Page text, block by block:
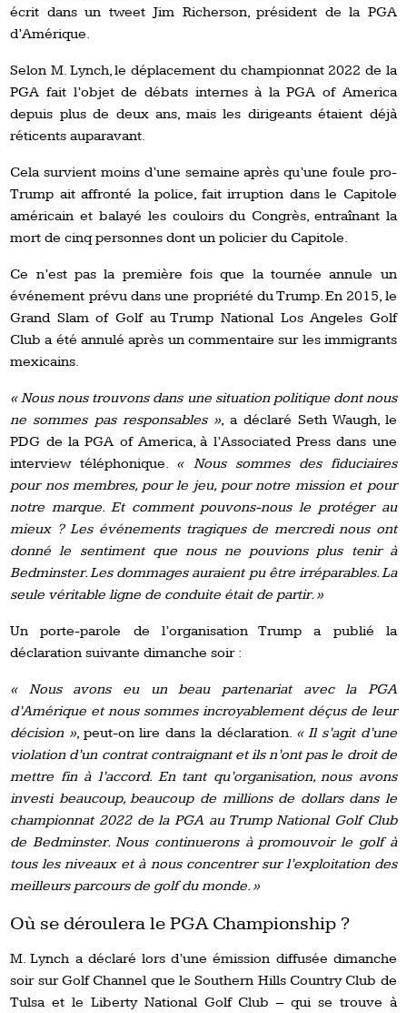
écrit dans un tweet Jim Richerson, président de la PGA
d’Amérique.
Selon M. Lynch, le déplacement du championnat 2022 de la
PGA fait l’objet de débats internes à la PGA of America
depuis plus de deux ans, mais les dirigeants étaient déjà
réticents auparavant.
Cela survient moins d’une semaine après qu’une foule pro-
Trump ait affronté la police, fait irruption dans le Capitole
américain et balayé les couloirs du Congrès, entraînant la
mort de cinq personnes dont un policier du Capitole.
Ce n’est pas la première fois que la tournée annule un
événement prévu dans une propriété du Trump. En 2015, le
Grand Slam of Golf au Trump National Los Angeles Golf
Club a été annulé après un commentaire sur les immigrants
mexicains.
« Nous nous trouvons dans une situation politique dont nous
ne sommes pas responsables », a déclaré Seth Waugh, le
PDG de la PGA of America, à l’Associated Press dans une
interview téléphonique. « Nous sommes des fiduciaires
pour nos membres, pour le jeu, pour notre mission et pour
notre marque. Et comment pouvons-nous le protéger au
mieux ? Les événements tragiques de mercredi nous ont
donné le sentiment que nous ne pouvions plus tenir à
Bedminster. Les dommages auraient pu être irréparables. La
seule véritable ligne de conduite était de partir. »
Un porte-parole de l’organisation Trump a publié la
déclaration suivante dimanche soir :
« Nous avons eu un beau partenariat avec la PGA
d’Amérique et nous sommes incroyablement déçus de leur
décision », peut-on lire dans la déclaration. « Il s’agit d’une
violation d’un contrat contraignant et ils n’ont pas le droit de
mettre fin à l’accord. En tant qu’organisation, nous avons
investi beaucoup, beaucoup de millions de dollars dans le
championnat 2022 de la PGA au Trump National Golf Club
de Bedminster. Nous continuerons à promouvoir le golf à
tous les niveaux et à nous concentrer sur l’exploitation des
meilleurs parcours de golf du monde. »
Où se déroulera le PGA Championship ?
M. Lynch a déclaré lors d’une émission diffusée dimanche
soir sur Golf Channel que le Southern Hills Country Club de
Tulsa et le Liberty National Golf Club – qui se trouve à